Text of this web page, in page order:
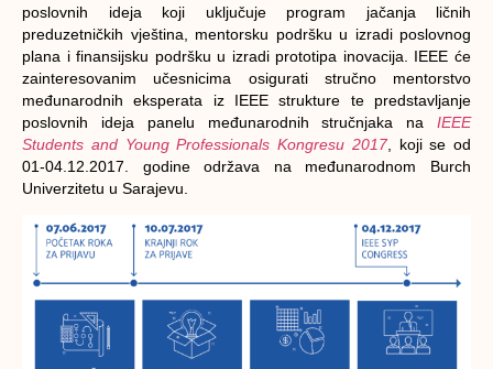
poslovnih ideja koji uključuje program jačanja ličnih
preduzetničkih vještina, mentorsku podršku u izradi poslovnog
plana i finansijsku podršku u izradi prototipa inovacija. IEEE će
zainteresovanim učesnicima osigurati stručno mentorstvo
međunarodnih eksperata iz IEEE strukture te predstavljanje
poslovnih ideja panelu međunarodnih stručnjaka na IEEE
Students and Young Professionals Kongresu 2017, koji se od
01-04.12.2017. godine održava na međunarodnom Burch
Univerzitetu u Sarajevu.